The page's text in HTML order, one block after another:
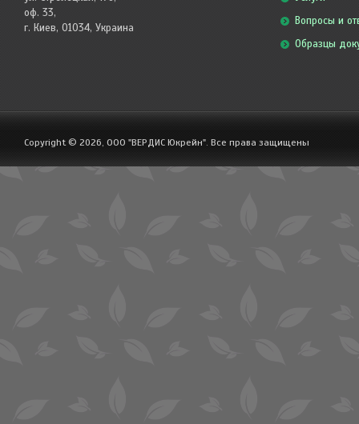
оф. 33,
г. Киев, 01034, Украина
Вопросы и
Образцы
Copyright © 2026, ООО "ВЕРДИС Юкрейн". Все права защищены